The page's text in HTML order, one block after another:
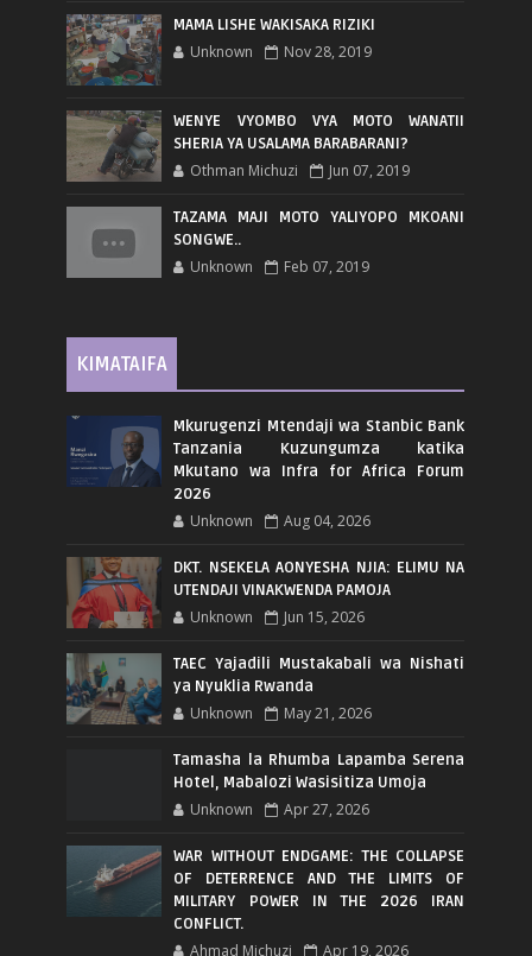
MAMA LISHE WAKISAKA RIZIKI
Unknown Nov 28, 2019
WENYE VYOMBO VYA MOTO WANATII
SHERIA YA USALAMA BARABARANI?
Othman Michuzi Jun 07, 2019
TAZAMA MAJI MOTO YALIYOPO MKOANI
SONGWE..
Unknown Feb 07, 2019
KIMATAIFA
Mkurugenzi Mtendaji wa Stanbic Bank
Tanzania Kuzungumza katika
Mkutano wa Infra for Africa Forum
2026
Unknown Aug 04, 2026
DKT. NSEKELA AONYESHA NJIA: ELIMU NA
UTENDAJI VINAKWENDA PAMOJA
Unknown Jun 15, 2026
TAEC Yajadili Mustakabali wa Nishati
ya Nyuklia Rwanda
Unknown May 21, 2026
Tamasha la Rhumba Lapamba Serena
Hotel, Mabalozi Wasisitiza Umoja
Unknown Apr 27, 2026
WAR WITHOUT ENDGAME: THE COLLAPSE
OF DETERRENCE AND THE LIMITS OF
MILITARY POWER IN THE 2026 IRAN
CONFLICT.
Ahmad Michuzi Apr 19, 2026